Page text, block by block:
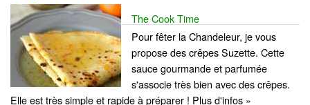
The Cook Time
Pour fêter la Chandeleur, je vous
propose des crêpes Suzette. Cette
sauce gourmande et parfumée
s'associe très bien avec des crêpes.
Elle est très simple et rapide à préparer ! Plus d'infos »